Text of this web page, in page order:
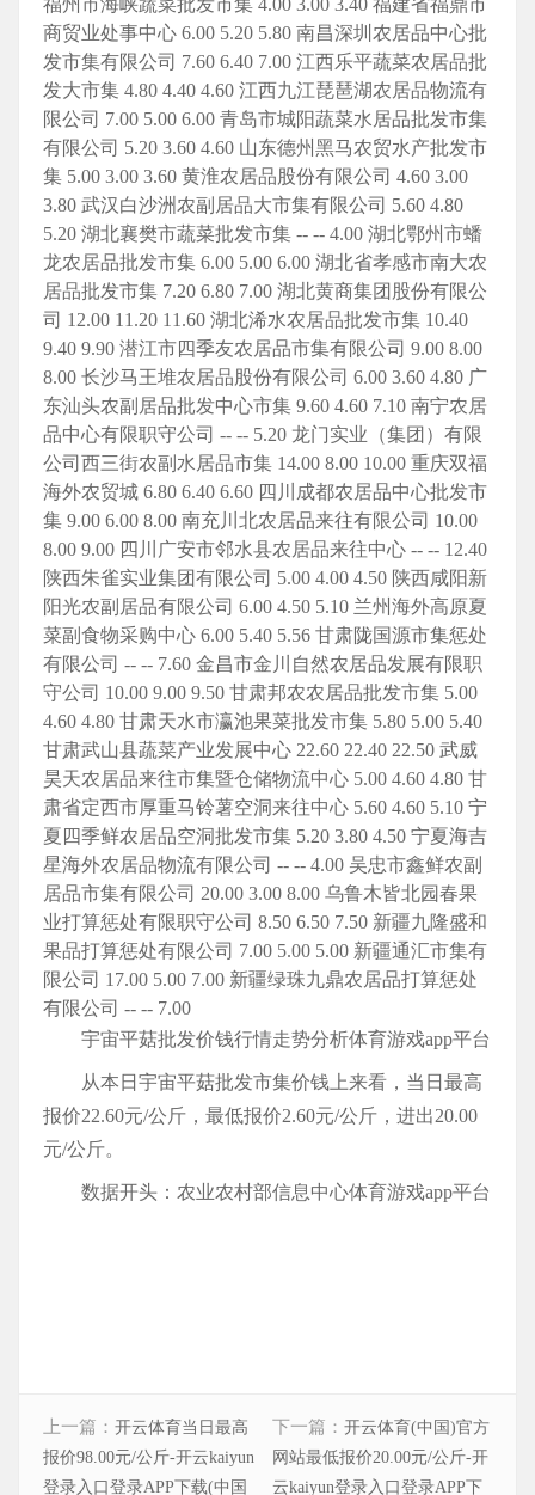
商贸业处事中心 6.00 5.20 5.80 南昌深圳农居品中心批
发市集有限公司 7.60 6.40 7.00 江西乐平蔬菜农居品批
发大市集 4.80 4.40 4.60 江西九江琵琶湖农居品物流有
限公司 7.00 5.00 6.00 青岛市城阳蔬菜水居品批发市集
有限公司 5.20 3.60 4.60 山东德州黑马农贸水产批发市
集 5.00 3.00 3.60 黄淮农居品股份有限公司 4.60 3.00
3.80 武汉白沙洲农副居品大市集有限公司 5.60 4.80
5.20 湖北襄樊市蔬菜批发市集 -- -- 4.00 湖北鄂州市蟠
龙农居品批发市集 6.00 5.00 6.00 湖北省孝感市南大农
居品批发市集 7.20 6.80 7.00 湖北黄商集团股份有限公
司 12.00 11.20 11.60 湖北浠水农居品批发市集 10.40
9.40 9.90 潜江市四季友农居品市集有限公司 9.00 8.00
8.00 长沙马王堆农居品股份有限公司 6.00 3.60 4.80 广
东汕头农副居品批发中心市集 9.60 4.60 7.10 南宁农居
品中心有限职守公司 -- -- 5.20 龙门实业（集团）有限
公司西三街农副水居品市集 14.00 8.00 10.00 重庆双福
海外农贸城 6.80 6.40 6.60 四川成都农居品中心批发市
集 9.00 6.00 8.00 南充川北农居品来往有限公司 10.00
8.00 9.00 四川广安市邻水县农居品来往中心 -- -- 12.40
陕西朱雀实业集团有限公司 5.00 4.00 4.50 陕西咸阳新
阳光农副居品有限公司 6.00 4.50 5.10 兰州海外高原夏
菜副食物采购中心 6.00 5.40 5.56 甘肃陇国源市集惩处
有限公司 -- -- 7.60 金昌市金川自然农居品发展有限职
守公司 10.00 9.00 9.50 甘肃邦农农居品批发市集 5.00
4.60 4.80 甘肃天水市瀛池果菜批发市集 5.80 5.00 5.40
甘肃武山县蔬菜产业发展中心 22.60 22.40 22.50 武威
昊天农居品来往市集暨仓储物流中心 5.00 4.60 4.80 甘
肃省定西市厚重马铃薯空洞来往中心 5.60 4.60 5.10 宁
夏四季鲜农居品空洞批发市集 5.20 3.80 4.50 宁夏海吉
星海外农居品物流有限公司 -- -- 4.00 吴忠市鑫鲜农副
居品市集有限公司 20.00 3.00 8.00 乌鲁木皆北园春果
业打算惩处有限职守公司 8.50 6.50 7.50 新疆九隆盛和
果品打算惩处有限公司 7.00 5.00 5.00 新疆通汇市集有
限公司 17.00 5.00 7.00 新疆绿珠九鼎农居品打算惩处
有限公司 -- -- 7.00
宇宙平菇批发价钱行情走势分析体育游戏app平台
从本日宇宙平菇批发市集价钱上来看，当日最高
报价22.60元/公斤，最低报价2.60元/公斤，进出20.00
元/公斤。
数据开头：农业农村部信息中心体育游戏app平台
上一篇： 开云体育当日最高
报价98.00元/公斤-开云kaiyun
登录入口登录APP下载(中国
下一篇： 开云体育(中国)官方
网站最低报价20.00元/公斤-开
云kaiyun登录入口登录APP下